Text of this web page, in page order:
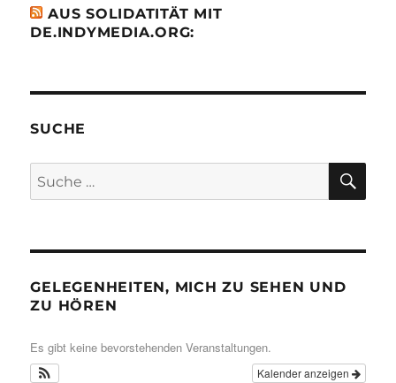
AUS SOLIDATITÄT MIT
DE.INDYMEDIA.ORG:
SUCHE
Suche
nach:
GELEGENHEITEN, MICH ZU SEHEN UND
ZU HÖREN
Es gibt keine bevorstehenden Veranstaltungen.
Kalender anzeigen